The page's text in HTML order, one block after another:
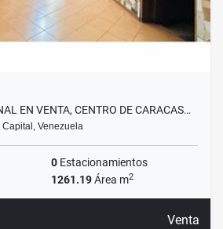
EN VENTA, CENTRO DE CARACAS…
Venezuela
0 Estacionamientos
1261.19Área m2
Venta